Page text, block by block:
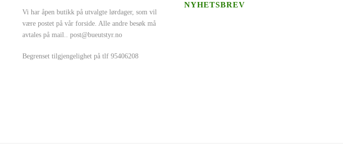
Vi har åpen butikk på utvalgte lørdager, som vil
være postet på vår forside. Alle andre besøk må
avtales på mail..post@bueutstyr.no
Begrenset tilgjengelighet på tlf 95406208
NYHETSBREV